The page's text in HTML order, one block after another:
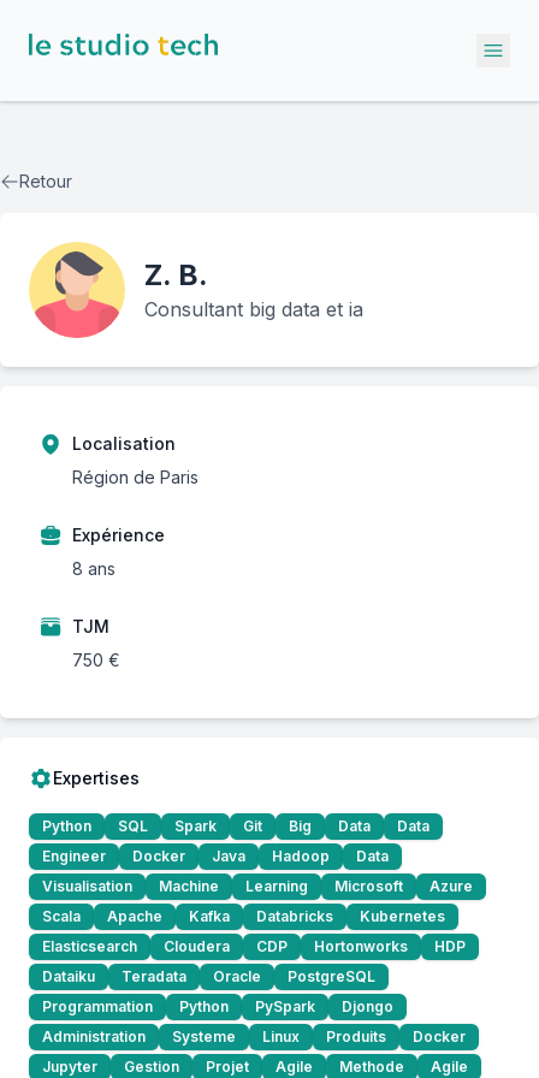
Retour
Z. B.
Consultant big data et ia
Localisation
Région de Paris
Expérience
8 ans
TJM
750 €
Expertises
Python SQL Spark Git Big Data
Data
Engineer
Docker Java Hadoop
Data
Visualisation
Machine Learning Microsoft
Azure
Scala
Apache Kafka Databricks
Kubernetes
Elasticsearch
Cloudera CDP Hortonworks
HDP
Dataiku
Teradata Oracle
PostgreSQL
Programmation
Python PySpark
Djongo
Administration
Systeme Linux Produits
Docker
Jupyter
Gestion Projet Agile Methode Agile